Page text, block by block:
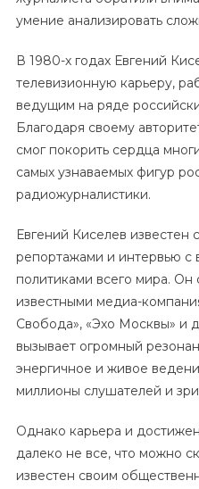
умение анализировать
В 1980-х годах Евгений
телевизионную карьеру,
ведущим на ряде
Благодаря своему
смог покорить сердца
самых узнаваемых фигур
радиожурналистики.
Евгений Киселев
репортажами и интервью с
политиками всего мира. Он
известными медиа-
Свобода», «Эхо Москвы» и
вызывает огромный
энергичное и живое
миллионы слушателей и
Однако карьера и
далеко не все, что можно
известен своим